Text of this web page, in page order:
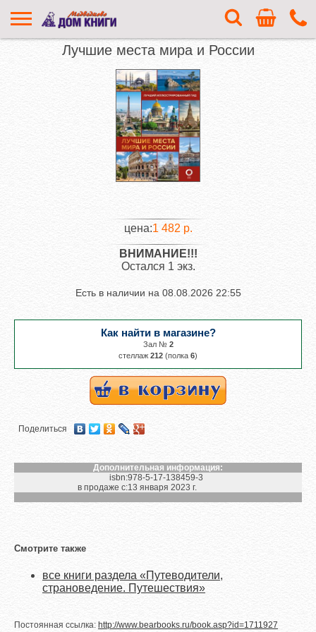
Лучшие места мира и России
Поделиться
Дополнительная информация:
isbn:978-5-17-138459-3
в продаже с:13 января 2023 г.
Смотрите также
все книги раздела «Путеводители,
страноведение. Путешествия»
Постоянная ссылка: http://www.bearbooks.ru/book.asp?id=1711927
цена:1 482 р.
ВНИМАНИЕ!!!
Остался 1 экз.
Есть в наличии на 08.08.2026 22:55
Как найти в магазине?
Зал № 2
cтеллаж 212 (полка 6)